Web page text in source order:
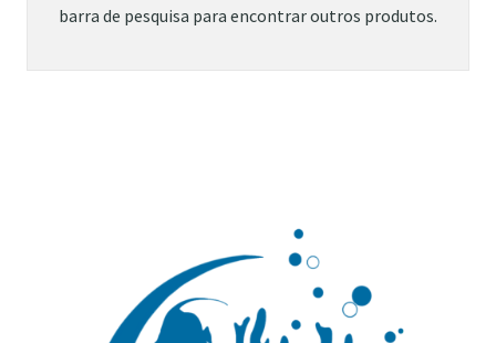
barra de pesquisa para encontrar outros produtos.